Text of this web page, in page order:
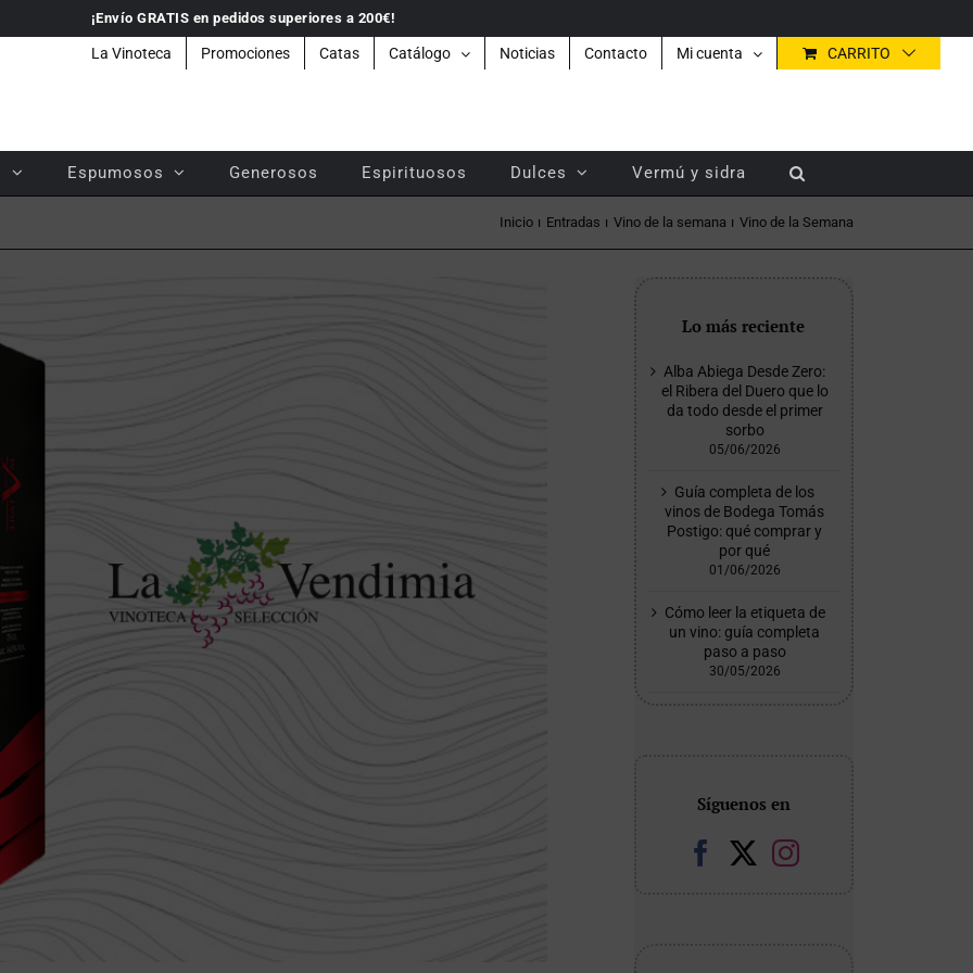
¡Envío GRATIS en pedidos superiores a 200€!
La Vinoteca Promociones Catas Catálogo Noticias Contacto Mi cuenta CARRITO
Espumosos Generosos Espirituosos Dulces Vermú y sidra
Inicio Entradas Vino de la semana Vino de la Semana
Lo más reciente
Alba Abiega Desde Zero:
el Ribera del Duero que lo
da todo desde el primer
sorbo
05/06/2026
Guía completa de los
vinos de Bodega Tomás
Postigo: qué comprar y
por qué
01/06/2026
Cómo leer la etiqueta de
un vino: guía completa
paso a paso
30/05/2026
Síguenos en